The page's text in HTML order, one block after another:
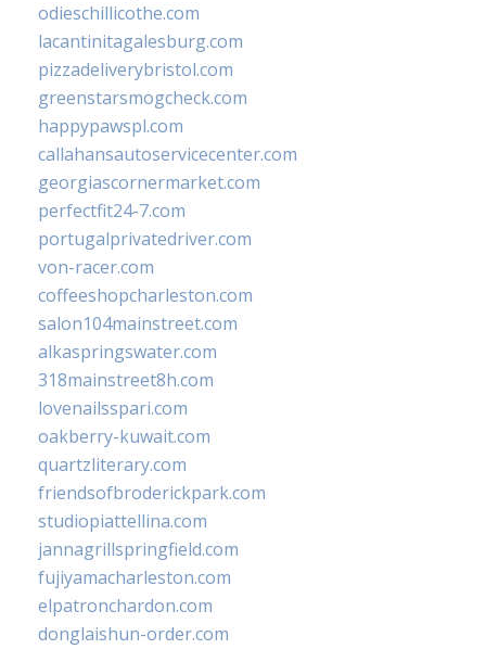
odieschillicothe.com
lacantinitagalesburg.com
pizzadeliverybristol.com
greenstarsmogcheck.com
happypawspl.com
callahansautoservicecenter.com
georgiascornermarket.com
perfectfit24-7.com
portugalprivatedriver.com
von-racer.com
coffeeshopcharleston.com
salon104mainstreet.com
alkaspringswater.com
318mainstreet8h.com
lovenailsspari.com
oakberry-kuwait.com
quartzliterary.com
friendsofbroderickpark.com
studiopiattellina.com
jannagrillspringfield.com
fujiyamacharleston.com
elpatronchardon.com
donglaishun-order.com